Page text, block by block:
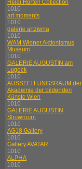
Heidi Horten Collection
1010
art moments
1010
galerie artziwna
1010
WAM Wiener Aktionismus
Museum
1010
GALERIE AUGUSTIN am
Lugeck
1010
AUSSTELLUNGSRAUM der
Akademie der bildenden
Künste Wien
1010
GALERIE AUGUSTIN
Showroom
1010
AG18 Gallery
1010
Gallery AVATAR
1010
ALPHA
1010